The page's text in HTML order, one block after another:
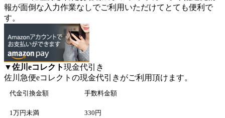
報が面倒な入力作業なしでご利用いただけてとても便利で
す。
▼佐川eコレクト現金代引き
佐川急便eコレクト の現金代引きがご利用頂けます。
代金引換金額 手数料金額
1万円未満 330円